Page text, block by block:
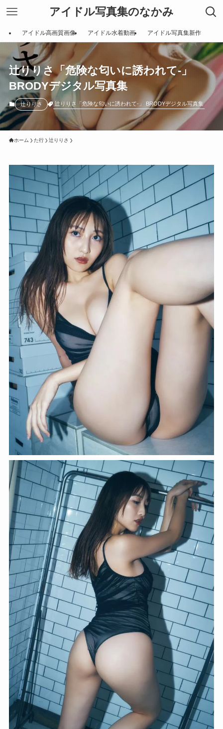
アイドル写真集のなかみ
アイドル高画質画像 アイドル水着動画 アイドル写真集新作
辻りりさ「危険な匂いに誘われて-」
BRODYデジタル写真集
辻りりさ 辻りりさ「危険な匂いに誘われて-」 BRODYデジタル写真集
ホーム た行 辻りりさ